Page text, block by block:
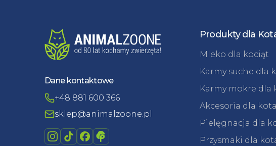
Dane kontaktowe
+48 881 600 366
sklep@animalzoone.pl
Produkty dla
Mleko dla kociąt
Karmy suche dla
Karmy mokre dla
Akcesoria dla kota
Pielęgnacja dla
Przysmaki dla